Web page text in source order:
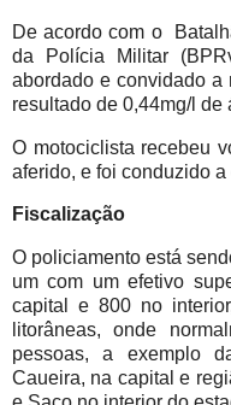
De acordo com o
da Polícia Militar
abordado e convidado a
resultado de 0,44mg/l
O motociclista recebeu
aferido, e foi conduzido
Fiscalização
O policiamento está
um com um efetivo
capital e 800 no
litorâneas, onde
pessoas, a exemplo
Caueira, na capital e